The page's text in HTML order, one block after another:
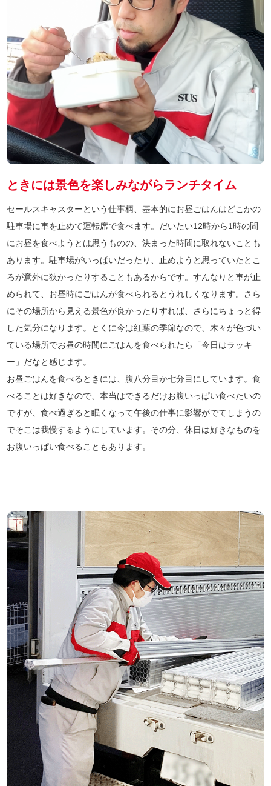
ときには景色を楽しみながらランチタイム
セールスキャスターという仕事柄、基本的にお昼ごはんはどこかの
駐車場に車を止めて運転席で食べます。だいたい12時から1時の間
にお昼を食べようとは思うものの、決まった時間に取れないことも
あります。駐車場がいっぱいだったり、止めようと思っていたとこ
ろが意外に狭かったりすることもあるからです。すんなりと車が止
められて、お昼時にごはんが食べられるとうれしくなります。さら
にその場所から見える景色が良かったりすれば、さらにちょっと得
した気分になります。とくに今は紅葉の季節なので、木々が色づい
ている場所でお昼の時間にごはんを食べられたら「今日はラッキ
ー」だなと感じます。
お昼ごはんを食べるときには、腹八分目か七分目にしています。食
べることは好きなので、本当はできるだけお腹いっぱい食べたいの
ですが、食べ過ぎると眠くなって午後の仕事に影響がでてしまうの
でそこは我慢するようにしています。その分、休日は好きなものを
お腹いっぱい食べることもあります。